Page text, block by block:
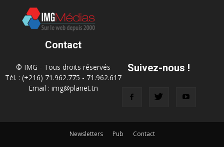
Contact
© IMG - Tous droits réservés
Tél. : (+216) 71.962.775 - 71.962.617
Email : img@planet.tn
Suivez-nous !
Newsletters Pub Contact